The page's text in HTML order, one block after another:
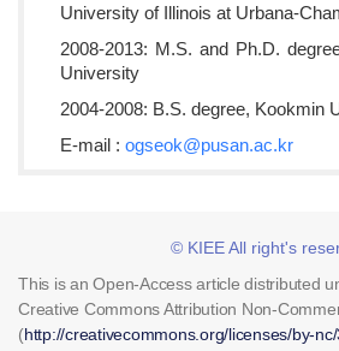
University of Illinois at Urbana-
2008-2013: M.S. and Ph.D.
University
2004-2008: B.S. degree, Kookmin
E-mail : ogseok@pusan.ac.kr
© KIEE All right's
This is an Open-Access article distributed
Creative Commons Attribution Non-
(http://creativecommons.org/licenses/by-